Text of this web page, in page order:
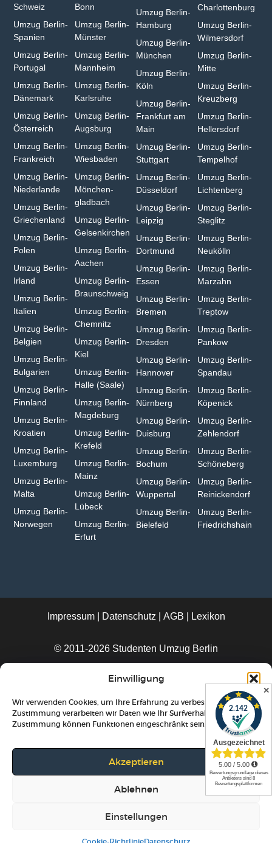
Einwilligung
Wir verwenden Cookies, um Ihre Erfahrung zu verbessern. Mit Ihrer
Zustimmung verarbeiten wir Daten wie Ihr Surfverhalten. Ohne
Zustimmung können Funktionen eingeschränkt sein.
Akzeptieren
Ablehnen
Einstellungen
Charlottenburg
Umzug Berlin-
Wilmersdorf
Umzug Berlin-
Mitte
Umzug Berlin-
Kreuzberg
Umzug Berlin-
Hellersdorf
Umzug Berlin-
Tempelhof
Umzug Berlin-
Lichtenberg
Umzug Berlin-
Steglitz
Umzug Berlin-
Neukölln
Umzug Berlin-
Marzahn
Umzug Berlin-
Treptow
Umzug Berlin-
Pankow
Umzug Berlin-
Spandau
Umzug Berlin-
Köpenick
Umzug Berlin-
Zehlendorf
Umzug Berlin-
Schöneberg
Umzug Berlin-
Reinickendorf
Umzug Berlin-
Friedrichshain
Umzug Berlin-
Hamburg⁠
Umzug Berlin-
München
Umzug Berlin-
Köln
Umzug Berlin-
Frankfurt am
Main
Umzug Berlin-
Stuttgart
Umzug Berlin-
Düsseldorf
Umzug Berlin-
Leipzig
Umzug Berlin-
Dortmund
Umzug Berlin-
Essen
Umzug Berlin-
Bremen
Umzug Berlin-
Dresden
Umzug Berlin-
Hannover
Umzug Berlin-
Nürnberg
Umzug Berlin-
Duisburg⁠
Umzug Berlin-
Bochum
Umzug Berlin-
Wuppertal⁠
Umzug Berlin-
Bielefeld⁠
Bonn⁠
Umzug Berlin-
Münster⁠
Umzug Berlin-
Mannheim
Umzug Berlin-
Karlsruhe
Umzug Berlin-
Augsburg
Umzug Berlin-
Wiesbaden⁠
Umzug Berlin-
Mönchen­
gladbach⁠
Umzug Berlin-
Gelsenkirchen⁠
Umzug Berlin-
Aachen⁠
Umzug Berlin-
Braunschweig
Umzug Berlin-
Chemnitz⁠
Umzug Berlin-
Kiel
Umzug Berlin-
Halle (Saale)⁠
Umzug Berlin-
Magdeburg
Umzug Berlin-
Krefeld⁠
Umzug Berlin-
Mainz⁠
Umzug Berlin-
Lübeck
Umzug Berlin-
Erfurt
Schweiz
Umzug Berlin-
Spanien
Umzug Berlin-
Portugal
Umzug Berlin-
Dänemark
Umzug Berlin-
Österreich
Umzug Berlin-
Frankreich
Umzug Berlin-
Niederlande
Umzug Berlin-
Griechenland
Umzug Berlin-
Polen
Umzug Berlin-
Irland
Umzug Berlin-
Italien
Umzug Berlin-
Belgien
Umzug Berlin-
Bulgarien⁠
Umzug Berlin-
Finnland
Umzug Berlin-
Kroatien
Umzug Berlin-
Luxemburg
Umzug Berlin-
Malta
Umzug Berlin-
Norwegen
Impressum Datenschutz| AGB Lexikon
© 2011-2026 Studenten Umzug Berlin
WhatsApp Telefon Menü
✕